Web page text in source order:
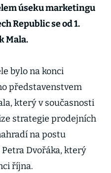
úseku marketingu
Republic se od 1.
Mala.
bylo na konci
představenstvem
který v současnosti
strategie prodejních
na postu
Dvořáka, který
října.